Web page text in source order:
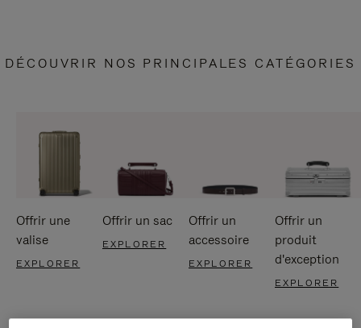
DÉCOUVRIR NOS PRINCIPALES CATÉGORIES
Offrir une
valise
EXPLORER
Offrir un sac
EXPLORER
Offrir un
accessoire
EXPLORER
Offrir un
produit
d'exception
EXPLORER